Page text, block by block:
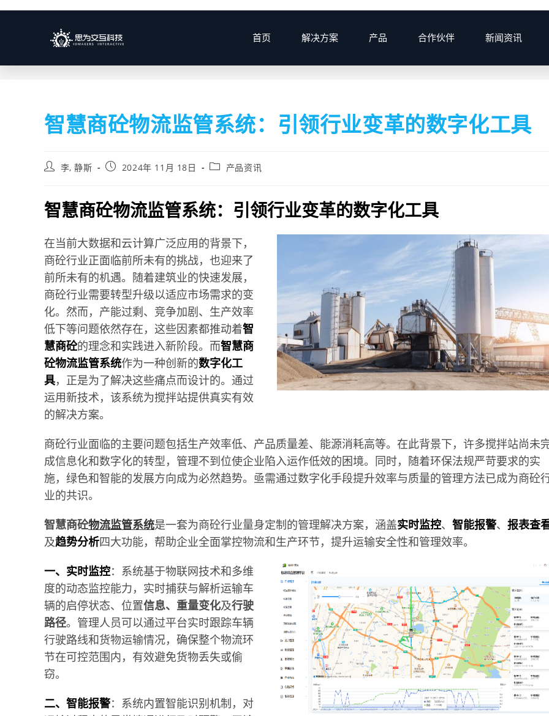
首页 解决方案 产品 合作伙伴 新闻资讯
博客 2024 > 11月
智慧商砼物流监管系统：引领行业变革的数字化工具
李, 静斯 2024年 11月 18日 产品资讯
智慧商砼物流监管系统：引领行业变革的数字化工具
在当前大数据和云计算广泛应用的背景下，
商砼行业正面临前所未有的挑战，也迎来了
前所未有的机遇。随着建筑业的快速发展，
商砼行业需要转型升级以适应市场需求的变
化。然而，产能过剩、竞争加剧、生产效率
低下等问题依然存在，这些因素都推动着智
慧商砼的理念和实践进入新阶段。而智慧商
砼物流监管系统作为一种创新的数字化工
具，正是为了解决这些痛点而设计的。通过
运用新技术，该系统为搅拌站提供真实有效
的解决方案。
商砼行业面临的主要问题包括生产效率低、产品质量差、能源消耗高等。在此背景下，许多搅拌站尚未
成信息化和数字化的转型，管理不到位使企业陷入运作低效的困境。同时，随着环保法规严苛要求的实
施，绿色和智能的发展方向成为必然趋势。亟需通过数字化手段提升效率与质量的管理方法已成为商砼
业的共识。
智慧商砼物流监管系统是一套为商砼行业量身定制的管理解决方案，涵盖实时监控、 智能报警、 报表查
及趋势分析四大功能，帮助企业全面掌控物流和生产环节，提升运输安全性和管理效率。
一、实时监控：系统基于物联网技术和多维
度的动态监控能力，实时捕获与解析运输车
辆的启停状态、位置信息、重量变化及行驶
路径。管理人员可以通过平台实时跟踪车辆
行驶路线和货物运输情况，确保整个物流环
节在可控范围内，有效避免货物丢失或偷
窃。
二、智能报警：系统内置智能识别机制，对